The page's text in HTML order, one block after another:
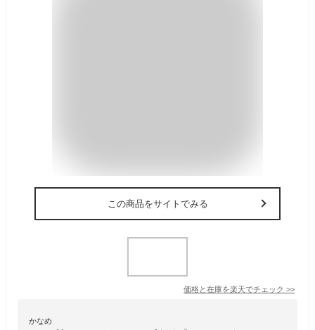
この商品をサイトでみる
価格と在庫を楽天でチェック >>
かなめ